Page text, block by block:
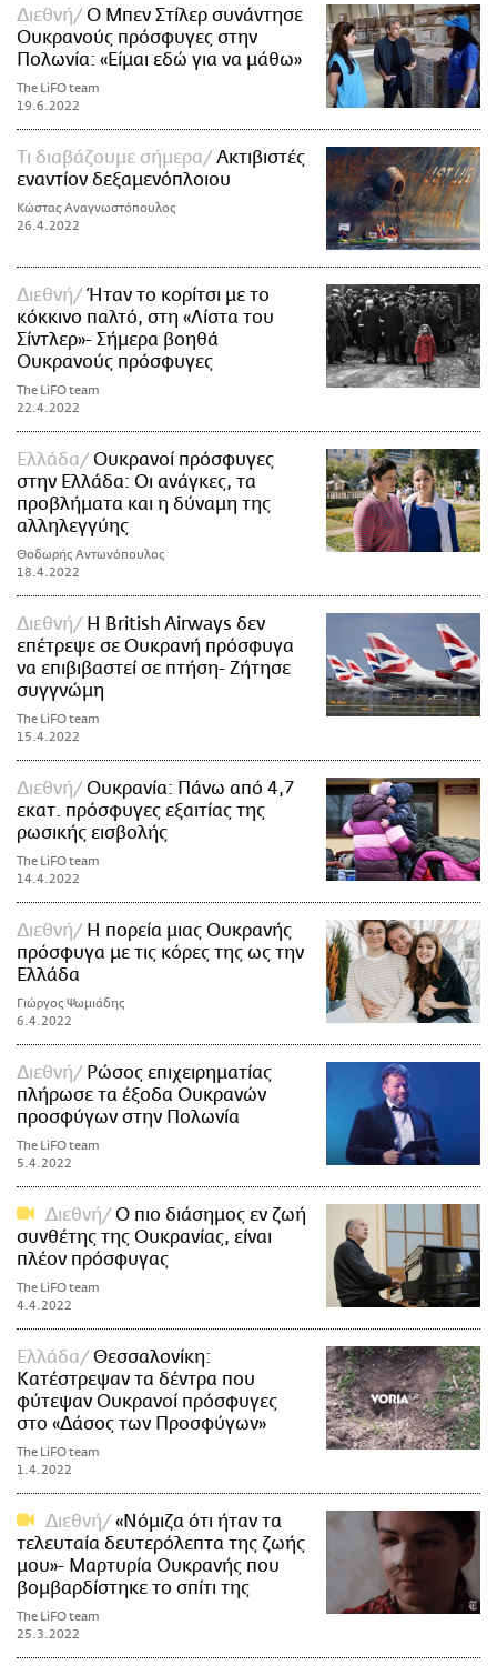
Διεθνή
Ο Μπεν Στίλερ συνάντησε
Ουκρανούς πρόσφυγες στην
Πολωνία: «Είμαι εδώ για να μάθω»
The LiFO team
19.6.2022
Τι διαβάζουμε σήμερα
Ακτιβιστές
εναντίον δεξαμενόπλοιου
Κώστας Αναγνωστόπουλος
26.4.2022
Διεθνή
Ήταν το κορίτσι με το
κόκκινο παλτό, στη «Λίστα του
Σίντλερ»- Σήμερα βοηθά
Ουκρανούς πρόσφυγες
The LiFO team
22.4.2022
Ελλάδα
Ουκρανοί πρόσφυγες
στην Ελλάδα: Οι ανάγκες, τα
προβλήματα και η δύναμη της
αλληλεγγύης
Θοδωρής Αντωνόπουλος
18.4.2022
Διεθνή
H British Airways δεν
επέτρεψε σε Ουκρανή πρόσφυγα
να επιβιβαστεί σε πτήση- Ζήτησε
συγγνώμη
The LiFO team
15.4.2022
Διεθνή
Ουκρανία: Πάνω από 4,7
εκατ. πρόσφυγες εξαιτίας της
ρωσικής εισβολής
The LiFO team
14.4.2022
Διεθνή
Η πορεία μιας Oυκρανής
πρόσφυγα με τις κόρες της ως την
Ελλάδα
Γιώργος Ψωμιάδης
6.4.2022
Διεθνή
Ρώσος επιχειρηματίας
πλήρωσε τα έξοδα Ουκρανών
προσφύγων στην Πολωνία
The LiFO team
5.4.2022
Διεθνή
Ο πιο διάσημος εν ζωή
συνθέτης της Ουκρανίας, είναι
πλέον πρόσφυγας
The LiFO team
4.4.2022
Ελλάδα
Θεσσαλονίκη:
Κατέστρεψαν τα δέντρα που
φύτεψαν Ουκρανοί πρόσφυγες
στο «Δάσος των Προσφύγων»
The LiFO team
1.4.2022
Διεθνή
«Νόμιζα ότι ήταν τα
τελευταία δευτερόλεπτα της ζωής
μου»- Μαρτυρία Ουκρανής που
βομβαρδίστηκε το σπίτι της
The LiFO team
25.3.2022